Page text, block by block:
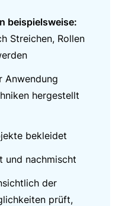
beispielsweise:
Streichen, Rollen
Anwendung
hergestellt
bekleidet
und nachmischt
der
prüft,